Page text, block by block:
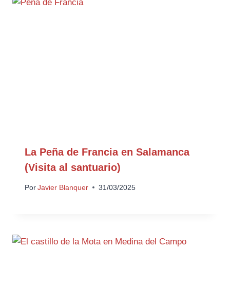
La Peña de Francia en Salamanca
(Visita al santuario)
Por Javier Blanquer 31/03/2025